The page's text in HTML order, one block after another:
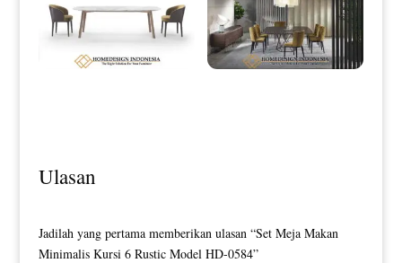
Ulasan
Jadilah yang pertama memberikan ulasan “Set Meja Makan
Minimalis Kursi 6 Rustic Model HD-0584”